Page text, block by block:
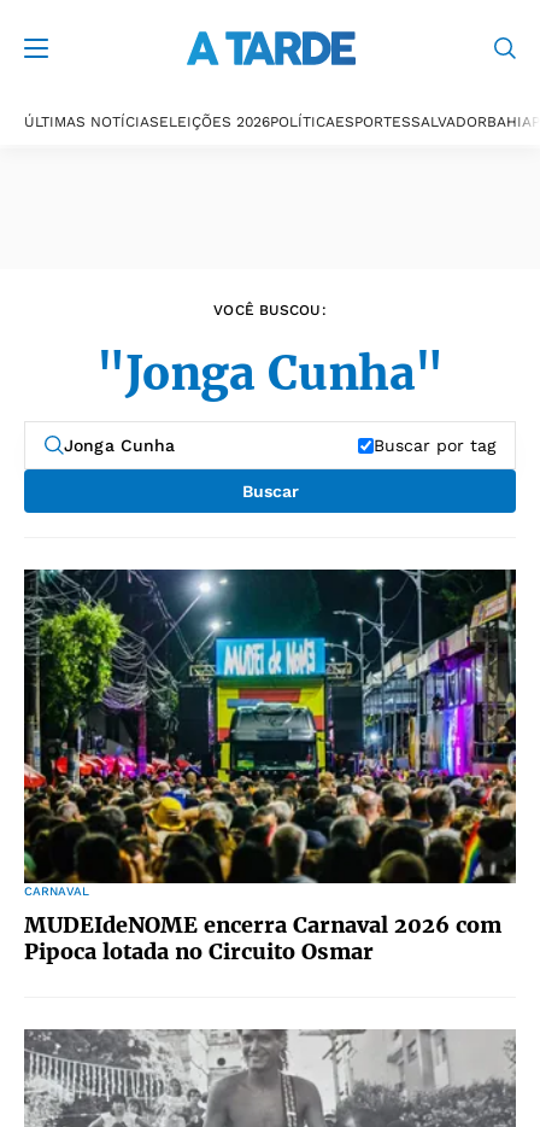
ÚLTIMAS NOTÍCIASELEIÇÕES 2026POLÍTICAESPORTESSALVADORBAHIA
VOCÊ BUSCOU:
"Jonga Cunha"
Buscar por tag
Buscar
CARNAVAL
MUDEIdeNOME encerra Carnaval 2026 com
Pipoca lotada no Circuito Osmar